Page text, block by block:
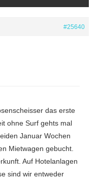
#25640
das erste
ohne Surf gehts mal
Januar Wochen
Mietwagen gebucht.
Auf Hotelanlagen
sind wir entweder